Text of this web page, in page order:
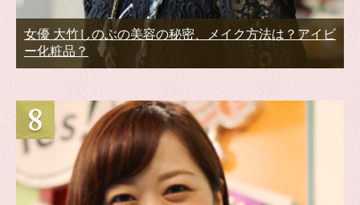
女優 大竹しのぶの美容の秘密、メイク方法は？アイビ
ー化粧品？